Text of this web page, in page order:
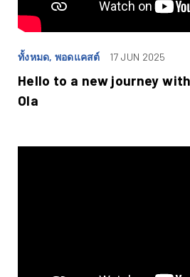
ทั้งหมด, พอดแคสต์ 17 JUN 2025
Hello to a new journey
Ola